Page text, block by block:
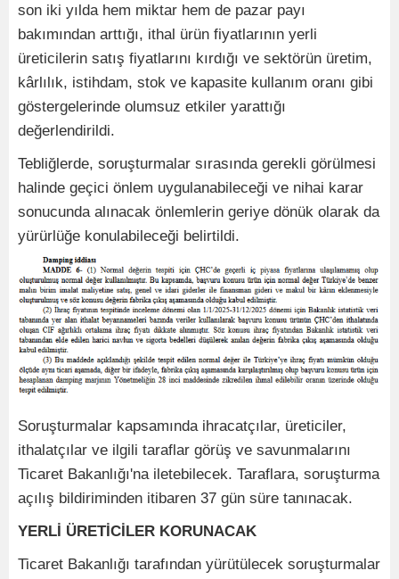
son iki yılda hem miktar hem de pazar payı
bakımından arttığı, ithal ürün fiyatlarının yerli
üreticilerin satış fiyatlarını kırdığı ve sektörün üretim,
kârlılık, istihdam, stok ve kapasite kullanım oranı gibi
göstergelerinde olumsuz etkiler yarattığı
değerlendirildi.
Tebliğlerde, soruşturmalar sırasında gerekli görülmesi
halinde geçici önlem uygulanabileceği ve nihai karar
sonucunda alınacak önlemlerin geriye dönük olarak da
yürürlüğe konulabileceği belirtildi.
Soruşturmalar kapsamında ihracatçılar, üreticiler,
ithalatçılar ve ilgili taraflar görüş ve savunmalarını
Ticaret Bakanlığı'na iletebilecek. Taraflara, soruşturma
açılış bildiriminden itibaren 37 gün süre tanınacak.
YERLİ ÜRETİCİLER KORUNACAK
Ticaret Bakanlığı tarafından yürütülecek soruşturmalar